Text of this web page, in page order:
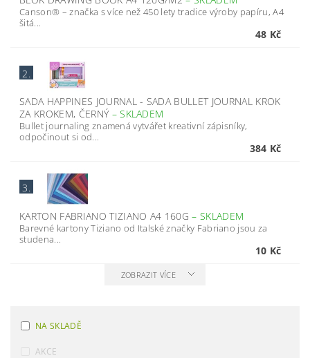
Canson® – značka s více než 450 lety tradice výroby papíru, A4
šitá...
48 Kč
2.
SADA HAPPINES JOURNAL - SADA BULLET JOURNAL KROK
ZA KROKEM, ČERNÝ – SKLADEM
Bullet journaling znamená vytvářet kreativní zápisníky,
odpočinout si od...
384 Kč
3.
KARTON FABRIANO TIZIANO A4 160G– SKLADEM
Barevné kartony Tiziano od Italské značky Fabriano jsou za
studena...
10 Kč
ZOBRAZIT VÍCE
NA SKLADĚ
AKCE